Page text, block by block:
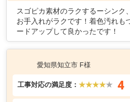
スゴピカ素材のラクするーシンク
お手入れがラクです！着色汚れも
ードアップして良かったです！
愛知県知立市 F様
工事対応の満足度：★★★★★ 4